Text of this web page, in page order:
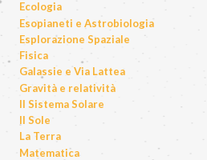
Ecologia
Esopianeti e Astrobiologia
Esplorazione Spaziale
Fisica
Galassie e Via Lattea
Gravità e relatività
Il Sistema Solare
Il Sole
La Terra
Matematica